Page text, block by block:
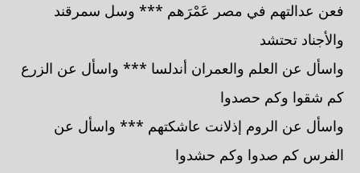
فعن عدالتهم في مصر عَمْرَهم *** وسل سمرقند
والأجناد تحتشد
واسأل عن العلم والعمران أندلسا *** واسأل عن الزرع
كم شقوا وكم حصدوا
واسأل عن الروم إذلانت عاشكتهم *** واسأل عن
الفرس كم صدوا وكم حشدوا